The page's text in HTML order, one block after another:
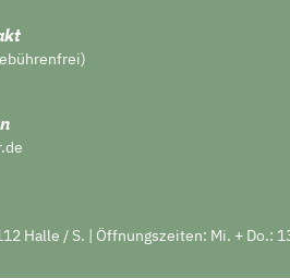
Halle / S. | Öffnungszeiten: Mi. + Do.: